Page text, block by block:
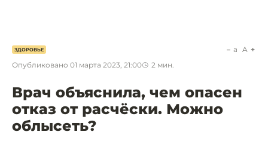
ЗДОРОВЬЕ
Опубликовано 01 марта 2023, 21:00 2 мин.
a A
Врач объяснила, чем опасен
отказ от расчёски. Можно
облысеть?